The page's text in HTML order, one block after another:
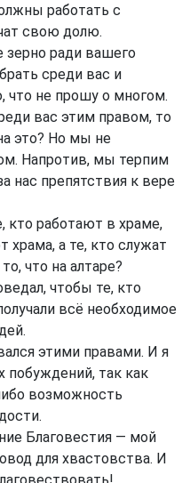
работать с
свою долю.
зерно ради вашего
среди вас и
что не прошу о многом.
вас этим правом, то
это? Но мы не
Напротив, мы терпим
нас препятствия к вере
кто работают в храме,
храма, а те, кто служат
что на алтаре?
чтобы те, кто
всё необходимое
этими правами. И я
побуждений, так как
возможность
Благовестия — мой
для хвастовства. И